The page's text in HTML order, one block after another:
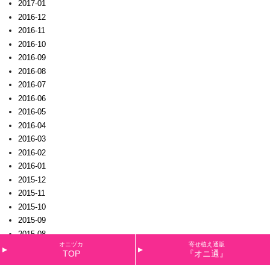
2017-01
2016-12
2016-11
2016-10
2016-09
2016-08
2016-07
2016-06
2016-05
2016-04
2016-03
2016-02
2016-01
2015-12
2015-11
2015-10
2015-09
2015-08
オニヅカ
TOP
寄せ植え通販
『オニ通』